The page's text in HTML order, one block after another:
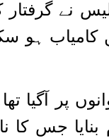
نے گرفتار
کامیاب ہو
پر آگیا
بنایا جس کا